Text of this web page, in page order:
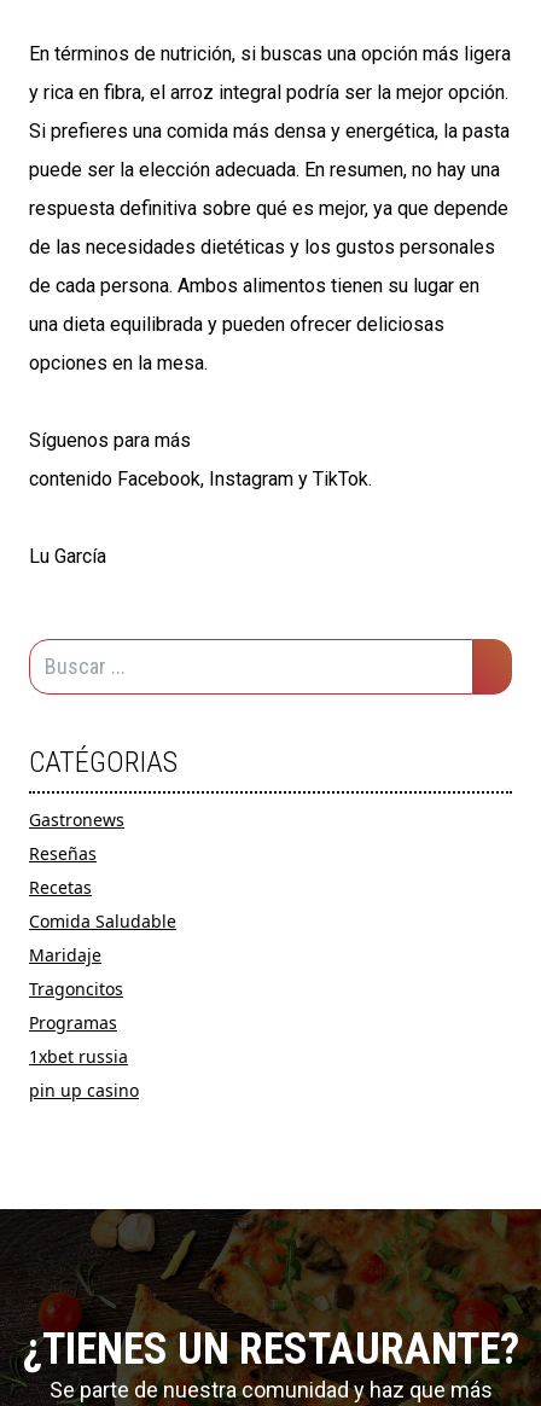
En términos de nutrición, si buscas una opción más ligera
y rica en fibra, el arroz integral podría ser la mejor opción.
Si prefieres una comida más densa y energética, la pasta
puede ser la elección adecuada. En resumen, no hay una
respuesta definitiva sobre qué es mejor, ya que depende
de las necesidades dietéticas y los gustos personales
de cada persona. Ambos alimentos tienen su lugar en
una dieta equilibrada y pueden ofrecer deliciosas
opciones en la mesa.
Síguenos para más
contenido Facebook, Instagram y TikTok.
Lu García
CATÉGORIAS
Gastronews
Reseñas
Recetas
Comida Saludable
Maridaje
Tragoncitos
Programas
1xbet russia
pin up casino
¿TIENES UN RESTAURANTE?
Se parte de nuestra comunidad y haz que más